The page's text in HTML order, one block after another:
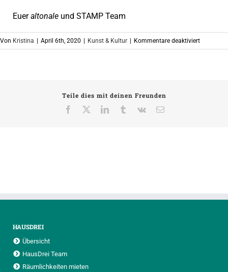
Eueraltonale und STAMP Team
Von Kristina April 6th, 2020 Kunst & Kultur Kommentare deaktiviertfür
Teile dies mit deinen Freunden
Facebook
LinkedInTumblrVk
E-
HAUSDREI
Übersicht
HausDrei Team
Räumlichkeiten mieten